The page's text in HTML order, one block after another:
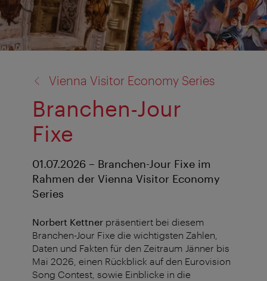
Vienna Visitor Economy Series
Branchen-Jour
Fixe
01.07.2026 – Branchen-Jour Fixe im
Rahmen der Vienna Visitor Economy
Series
Norbert Kettner präsentiert bei diesem
Branchen-Jour Fixe die wichtigsten Zahlen,
Daten und Fakten für den Zeitraum Jänner bis
Mai 2026, einen Rückblick auf den Eurovision
Song Contest, sowie Einblicke in die